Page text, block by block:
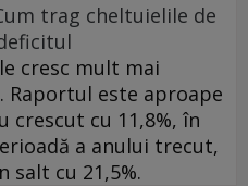
trag cheltuielile de
cresc mult mai
este aproape
crescut cu 11,8%, în
a anului trecut,
salt cu 21,5%.